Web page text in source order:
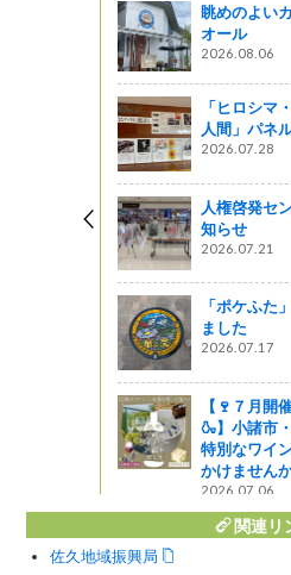
眺めのよい
オール
2026.08.06
「ヒロシマ
人間」パネ
2026.07.28
人権啓発セ
知らせ
2026.07.21
「ポケふた
ました
2026.07.17
【🍷７月開
🍶】小諸市
特別なワイ
かけません
2026.07.06
関連リ
佐久地域振興局